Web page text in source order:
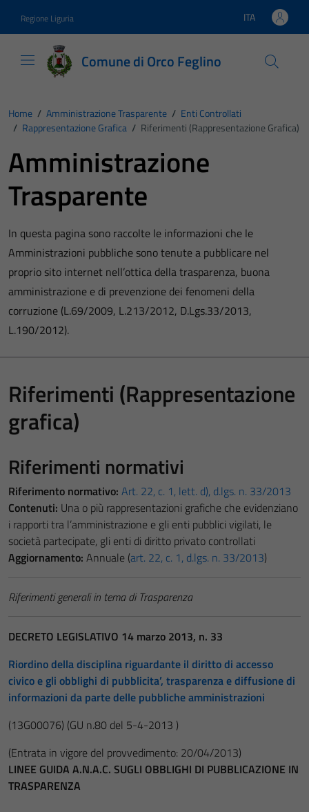
Regione Liguria Lingua attiva:
ITA
Comune di Orco Feglino
Home / Amministrazione Trasparente / Enti Controllati
/ Rappresentazione Grafica / Riferimenti (Rappresentazione Grafica)
Amministrazione
Trasparente
In questa pagina sono raccolte le informazioni che le
Amministrazioni pubbliche sono tenute a pubblicare nel
proprio sito internet nell’ottica della trasparenza, buona
amministrazione e di prevenzione dei fenomeni della
corruzione (L.69/2009, L.213/2012, D.Lgs.33/2013,
L.190/2012).
Riferimenti (Rappresentazione
grafica)
Riferimenti normativi
Riferimento normativo: Art. 22, c. 1, lett. d), d.lgs. n. 33/2013
Contenuti: Una o più rappresentazioni grafiche che evidenziano
i rapporti tra l’amministrazione e gli enti pubblici vigilati, le
società partecipate, gli enti di diritto privato controllati
Aggiornamento: Annuale (art. 22, c. 1, d.lgs. n. 33/2013)
Riferimenti generali in tema di Trasparenza
DECRETO LEGISLATIVO 14 marzo 2013, n. 33
Riordino della disciplina riguardante il diritto di accesso
civico e gli obblighi di pubblicita’, trasparenza e diffusione di
informazioni da parte delle pubbliche amministrazioni
(13G00076) (GU n.80 del 5-4-2013 )
(Entrata in vigore del provvedimento: 20/04/2013)
LINEE GUIDA A.N.A.C. SUGLI OBBLIGHI DI PUBBLICAZIONE IN
TRASPARENZA